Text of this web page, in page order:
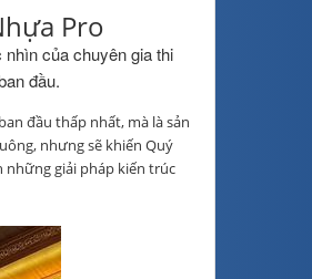
Pro
của chuyên gia thi
đầu.
đầu thấp nhất, mà là sản
nhưng sẽ khiến Quý
những giải pháp kiến trúc